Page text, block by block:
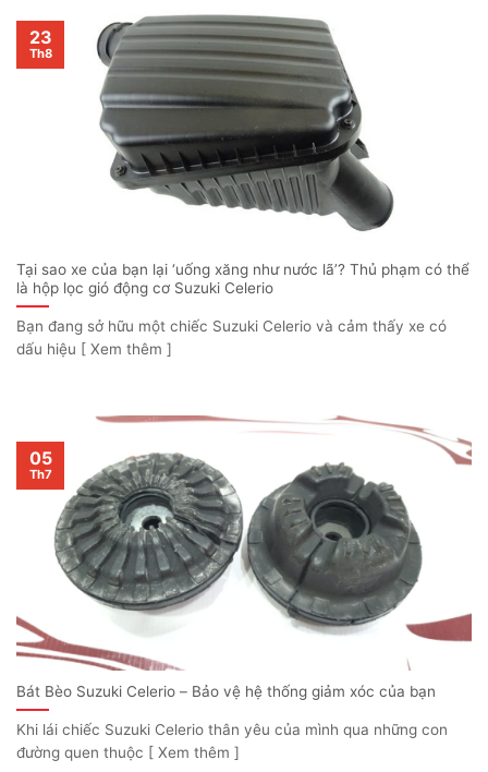
Tại sao xe của bạn lại ‘uống xăng như nước lã’? Thủ phạm có thể
là hộp lọc gió động cơ Suzuki Celerio
Bạn đang sở hữu một chiếc Suzuki Celerio và cảm thấy xe có
dấu hiệu [ Xem thêm ]
23
Th8
Bát Bèo Suzuki Celerio – Bảo vệ hệ thống giảm xóc của bạn
Khi lái chiếc Suzuki Celerio thân yêu của mình qua những con
đường quen thuộc [ Xem thêm ]
05
Th7